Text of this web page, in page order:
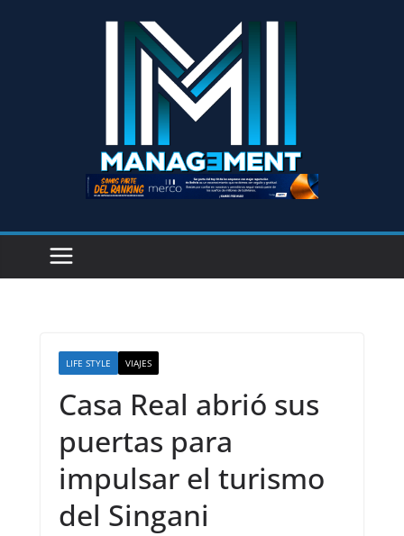
LIFE STYLE VIAJES
Casa Real abrió sus
puertas para
impulsar el turismo
del Singani